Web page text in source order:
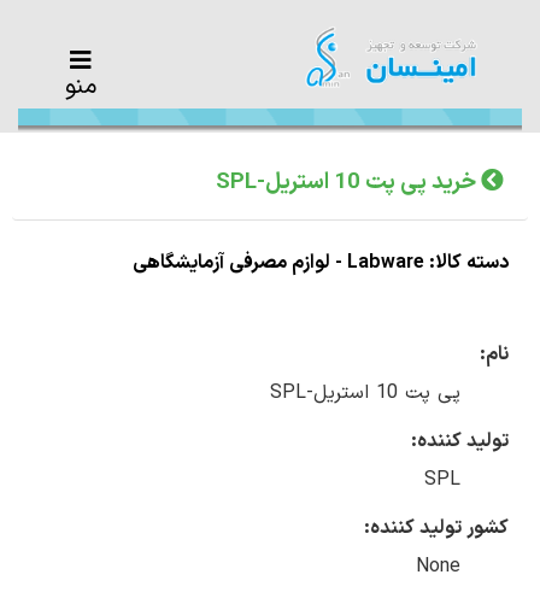
منو
خرید پی پت 10 استریل-SPL
دسته کالا: Labware - لوازم مصرفی آزمایشگاهی
نام:
پی پت 10 استریل-SPL
تولید کننده:
SPL
کشور تولید کننده:
None